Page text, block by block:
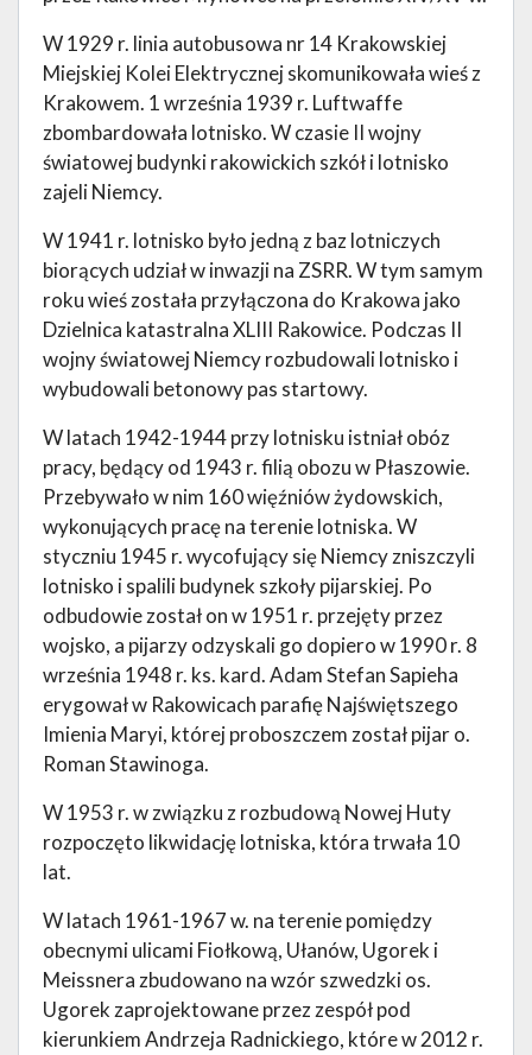
W 1929 r. linia autobusowa nr 14 Krakowskiej
Miejskiej Kolei Elektrycznej skomunikowała wieś z
Krakowem. 1 września 1939 r. Luftwaffe
zbombardowała lotnisko. W czasie II wojny
światowej budynki rakowickich szkół i lotnisko
zajeli Niemcy.
W 1941 r. lotnisko było jedną z baz lotniczych
biorących udział w inwazji na ZSRR. W tym samym
roku wieś została przyłączona do Krakowa jako
Dzielnica katastralna XLIII Rakowice. Podczas II
wojny światowej Niemcy rozbudowali lotnisko i
wybudowali betonowy pas startowy.
W latach 1942-1944 przy lotnisku istniał obóz
pracy, będący od 1943 r. filią obozu w Płaszowie.
Przebywało w nim 160 więźniów żydowskich,
wykonujących pracę na terenie lotniska. W
styczniu 1945 r. wycofujący się Niemcy zniszczyli
lotnisko i spalili budynek szkoły pijarskiej. Po
odbudowie został on w 1951 r. przejęty przez
wojsko, a pijarzy odzyskali go dopiero w 1990 r. 8
września 1948 r. ks. kard. Adam Stefan Sapieha
erygował w Rakowicach parafię Najświętszego
Imienia Maryi, której proboszczem został pijar o.
Roman Stawinoga.
W 1953 r. w związku z rozbudową Nowej Huty
rozpoczęto likwidację lotniska, która trwała 10
lat.
W latach 1961-1967 w. na terenie pomiędzy
obecnymi ulicami Fiołkową, Ułanów, Ugorek i
Meissnera zbudowano na wzór szwedzki os.
Ugorek zaprojektowane przez zespół pod
kierunkiem Andrzeja Radnickiego, które w 2012 r.